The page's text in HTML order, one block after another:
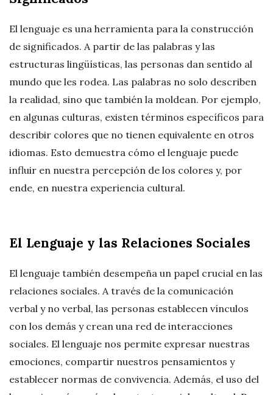
El lenguaje es una herramienta para la construcción
de significados. A partir de las palabras y las
estructuras lingüísticas, las personas dan sentido al
mundo que les rodea. Las palabras no solo describen
la realidad, sino que también la moldean. Por ejemplo,
en algunas culturas, existen términos específicos para
describir colores que no tienen equivalente en otros
idiomas. Esto demuestra cómo el lenguaje puede
influir en nuestra percepción de los colores y, por
ende, en nuestra experiencia cultural.
El Lenguaje y las Relaciones Sociales
El lenguaje también desempeña un papel crucial en las
relaciones sociales. A través de la comunicación
verbal y no verbal, las personas establecen vínculos
con los demás y crean una red de interacciones
sociales. El lenguaje nos permite expresar nuestras
emociones, compartir nuestros pensamientos y
establecer normas de convivencia. Además, el uso del